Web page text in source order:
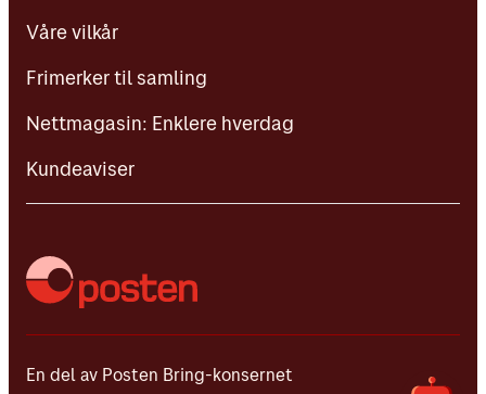
Våre vilkår
Frimerker til samling
Nettmagasin: Enklere hverdag
Kundeaviser
En del av Posten Bring-konsernet